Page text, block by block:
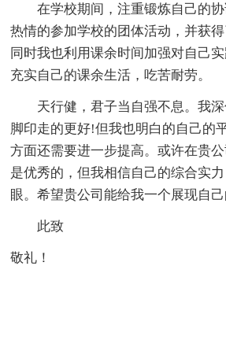
在学校期间，注重锻炼自己的协
热情的参加学校的团体活动，并获得
同时我也利用课余时间加强对自己
充实自己的课余生活，吃苦耐劳。
天行健，君子当自强不息。我深
脚印走的更好!但我也明白的自己的
方面还需要进一步提高。或许在贵
是优秀的，但我相信自己的综合实
眼。希望贵公司能给我一个展现自己
此致
敬礼！